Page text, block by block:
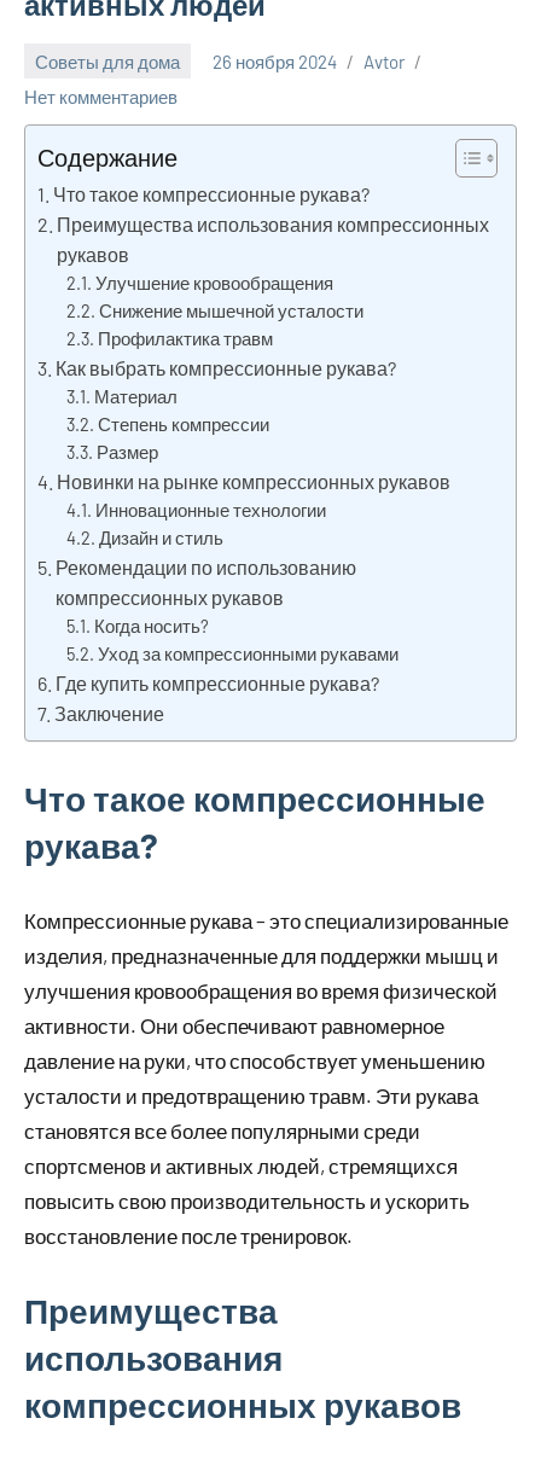
Советы для дома 26 ноября 2024
Avtor
Нет комментариев
Содержание
Что такое компрессионные рукава?
Преимущества использования компрессионных
рукавов
Улучшение кровообращения
Снижение мышечной усталости
Профилактика травм
Как выбрать компрессионные рукава?
Материал
Степень компрессии
Размер
Новинки на рынке компрессионных рукавов
Инновационные технологии
Дизайн и стиль
Рекомендации по использованию
компрессионных рукавов
Когда носить?
Уход за компрессионными рукавами
Где купить компрессионные рукава?
Заключение
Что такое компрессионные
рукава?
Компрессионные рукава – это специализированные
изделия, предназначенные для поддержки мышц и
улучшения кровообращения во время физической
активности. Они обеспечивают равномерное
давление на руки, что способствует уменьшению
усталости и предотвращению травм. Эти рукава
становятся все более популярными среди
спортсменов и активных людей, стремящихся
повысить свою производительность и ускорить
восстановление после тренировок.
Преимущества
использования
компрессионных рукавов